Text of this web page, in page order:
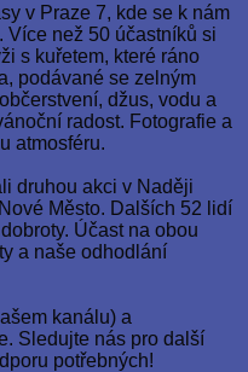
v Praze 7, kde se k nám
Více než 50 účastníků si
s kuřetem, které ráno
podávané se zelným
džus, vodu a
radost. Fotografie a
atmosféru.
druhou akci v Naději
Město. Dalších 52 lidí
Účast na obou
a naše odhodlání
kanálu) a
Sledujte nás pro další
potřebných!